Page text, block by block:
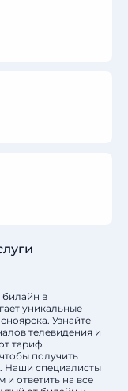
билайн в
уникальные
Узнайте
телевидения и
тариф.
получить
Наши специалисты
и ответить на все